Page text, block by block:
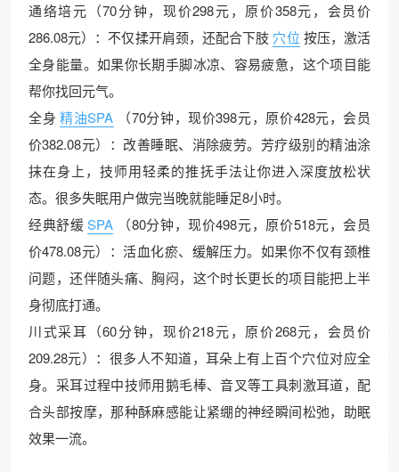
通络培元（70分钟，现价298元，原价358元，会员价
286.08元）：不仅揉开肩颈，还配合下肢 穴位 按压，激活
全身能量。如果你长期手脚冰凉、容易疲惫，这个项目能
帮你找回元气。
全身 精油SPA
（70分钟，现价398元，原价428元，会员
价382.08元）：改善睡眠、消除疲劳。芳疗级别的精油涂
抹在身上，技师用轻柔的推抚手法让你进入深度放松状
态。很多失眠用户做完当晚就能睡足8小时。
经典舒缓 SPA
（80分钟，现价498元，原价518元，会员
价478.08元）：活血化瘀、缓解压力。如果你不仅有颈椎
问题，还伴随头痛、胸闷，这个时长更长的项目能把上半
身彻底打通。
川式采耳（60分钟，现价218元，原价268元，会员价
209.28元）：很多人不知道，耳朵上有上百个穴位对应全
身。采耳过程中技师用鹅毛棒、音叉等工具刺激耳道，配
合头部按摩，那种酥麻感能让紧绷的神经瞬间松弛，助眠
效果一流。